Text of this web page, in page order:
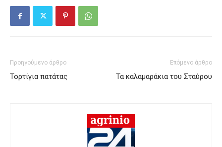
Προηγούμενο άρθρο
Τορτίγια πατάτας
Επόμενο άρθρο
Τα καλαμαράκια του Σταύρου